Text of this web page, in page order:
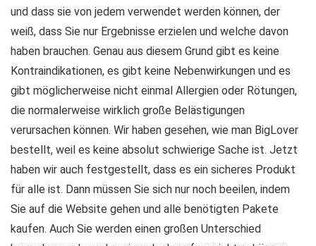
und dass sie von jedem verwendet werden können, der
weiß, dass Sie nur Ergebnisse erzielen und welche davon
haben brauchen. Genau aus diesem Grund gibt es keine
Kontraindikationen, es gibt keine Nebenwirkungen und es
gibt möglicherweise nicht einmal Allergien oder Rötungen,
die normalerweise wirklich große Belästigungen
verursachen können. Wir haben gesehen, wie man BigLover
bestellt, weil es keine absolut schwierige Sache ist. Jetzt
haben wir auch festgestellt, dass es ein sicheres Produkt
für alle ist. Dann müssen Sie sich nur noch beeilen, indem
Sie auf die Website gehen und alle benötigten Pakete
kaufen. Auch Sie werden einen großen Unterschied